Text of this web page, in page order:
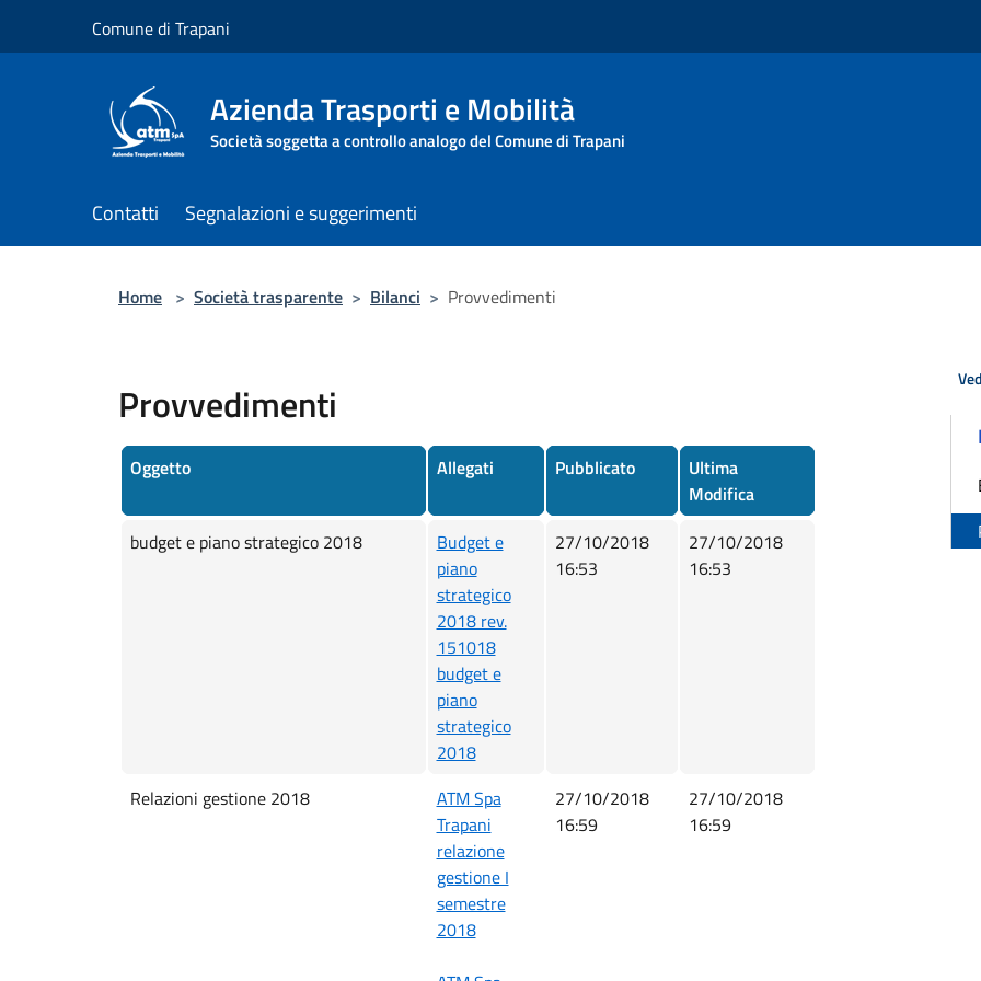
Comune di Trapani
Azienda Trasporti e Mobilità
Società soggetta a controllo analogo del Comune di Trapani
Contatti Segnalazioni e suggerimenti
Home > Società trasparente > Bilanci > Provvedimenti
Provvedimenti
Oggetto Allegati Pubblicato
Ultima
Modifica
budget e piano strategico 2018
Budget e
piano
strategico
2018 rev.
151018
budget e
piano
strategico
2018
27/10/2018
16:53
27/10/2018
16:53
Relazioni gestione 2018
ATM Spa
Trapani
relazione
gestione I
semestre
2018
27/10/2018
16:59
27/10/2018
16:59